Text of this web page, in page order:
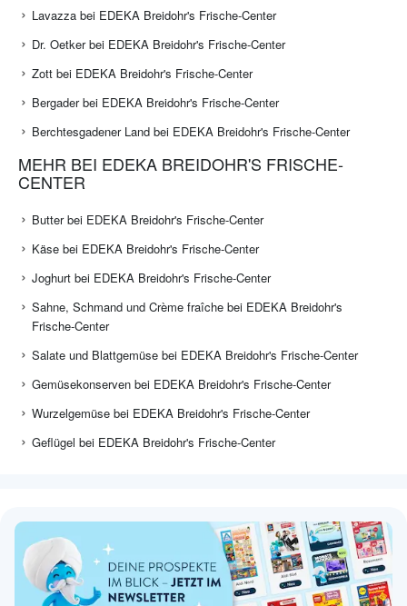
Lavazza bei EDEKA Breidohr's Frische-Center
Dr. Oetker bei EDEKA Breidohr's Frische-Center
Zott bei EDEKA Breidohr's Frische-Center
Bergader bei EDEKA Breidohr's Frische-Center
Berchtesgadener Land bei EDEKA Breidohr's Frische-Center
MEHR BEI EDEKA BREIDOHR'S FRISCHE-
CENTER
Butter bei EDEKA Breidohr's Frische-Center
Käse bei EDEKA Breidohr's Frische-Center
Joghurt bei EDEKA Breidohr's Frische-Center
Sahne, Schmand und Crème fraîche bei EDEKA Breidohr's
Frische-Center
Salate und Blattgemüse bei EDEKA Breidohr's Frische-Center
Gemüsekonserven bei EDEKA Breidohr's Frische-Center
Wurzelgemüse bei EDEKA Breidohr's Frische-Center
Geflügel bei EDEKA Breidohr's Frische-Center